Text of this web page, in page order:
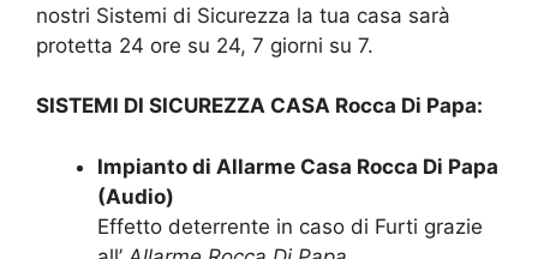
nostri Sistemi di Sicurezza la tua casa sarà
protetta 24 ore su 24, 7 giorni su 7.
SISTEMI DI SICUREZZA CASA Rocca Di Papa:
Impianto di Allarme Casa Rocca Di Papa
(Audio)
Effetto deterrente in caso di Furti grazie